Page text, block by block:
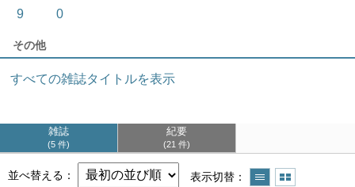
9 0
その他
すべての雑誌タイトルを表示
雑誌
5 件
紀要
21 件
並べ替える 表示切替